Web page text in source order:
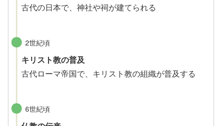
古代の日本で、神社や祠が建てられる
2世紀頃
キリスト教の普及
古代ローマ帝国で、キリスト教の組織が普及する
6世紀頃